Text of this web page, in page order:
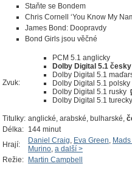
Staňte se Bondem
Chris Cornell ‘You Know My
James Bond: Doopravdy
Bond Girls jsou věčné
Zvuk:
PCM 5.1 anglicky
Dolby Digital 5.1 česky
Dolby Digital 5.1
Dolby Digital 5.1 polsky
Dolby Digital 5.1 rusky
Dolby Digital 5.1 turecky
Titulky: anglické, arabské, bulharské,
Délka: 144 minut
Hrají:
Daniel Craig, Eva Green,
Murino, a další >
Režie:
Martin Campbell